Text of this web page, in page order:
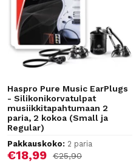
Haspro Pure Music EarPlugs
- Silikonikorvatulpat
musiikkitapahtumaan 2
paria, 2 kokoa (Small ja
Regular)
Pakkauskoko: 2 paria
Alennushinta
€18,99 Normaalihinta
€25,90